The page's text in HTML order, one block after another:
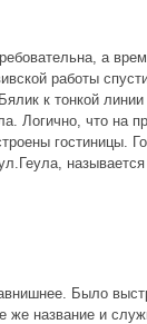
а
работы
к тонкой
Логично, что на
гостиницы.
Было
же название и